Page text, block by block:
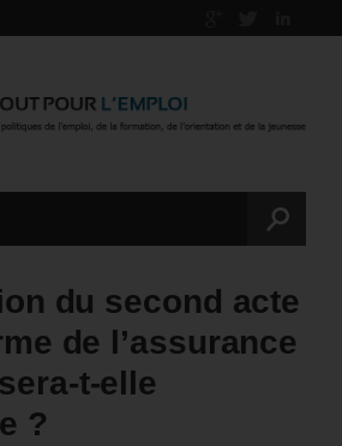
du second acte
de l’assurance
t-elle
?